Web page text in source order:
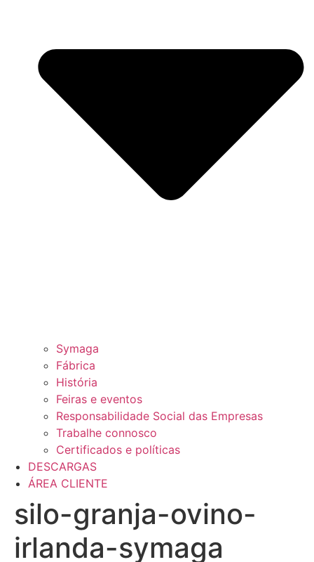
Symaga
Fábrica
História
Feiras e eventos
Responsabilidade Social das Empresas
Trabalhe connosco
Certificados e políticas
DESCARGAS
ÁREA CLIENTE
silo-granja-ovino-
irlanda-symaga